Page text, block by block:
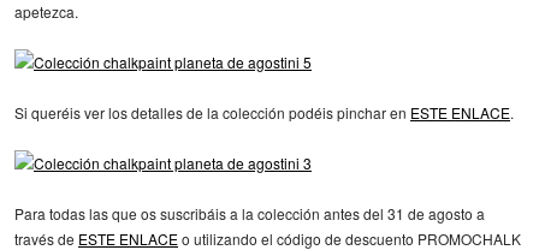
apetezca.
Si queréis ver los detalles de la colección podéis pinchar en ESTE ENLACE.
Para todas las que os suscribáis a la colección antes del 31 de agosto a
través de ESTE ENLACEo utilizando el código de descuento PROMOCHALK